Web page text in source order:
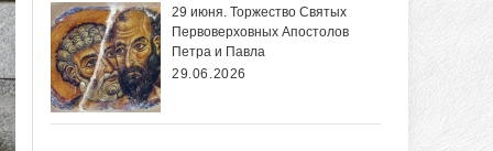
29 июня. Торжество Святых
Первоверховных Апостолов
Петра и Павла
29.06.2026